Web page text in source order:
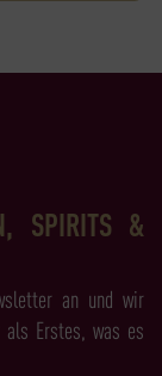
SPIRITS &
an und wir
Erstes, was es